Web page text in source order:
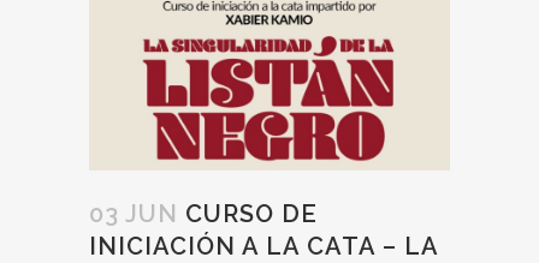
03 JUN CURSO DE
INICIACIÓN A LA CATA – LA